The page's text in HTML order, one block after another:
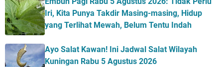
Iri, Kita Punya Takdir Masing-masing, Hidup
yang Terlihat Mewah, Belum Tentu Indah
Ayo Salat Kawan! Ini Jadwal Salat Wilayah
Kuningan Rabu 5 Agustus 2026